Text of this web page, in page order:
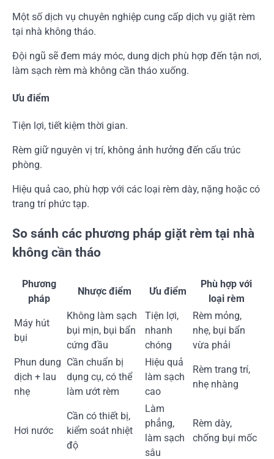
Một số dịch vụ chuyên nghiệp cung cấp dịch vụ giặt rèm
tại nhà không tháo.
Đội ngũ sẽ đem máy móc, dung dịch phù hợp đến tận nơi,
làm sạch rèm mà không cần tháo xuống.
Ưu điểm
Tiện lợi, tiết kiệm thời gian.
Rèm giữ nguyên vị trí, không ảnh hưởng đến cấu trúc
phòng.
Hiệu quả cao, phù hợp với các loại rèm dày, nặng hoặc có
trang trí phức tạp.
So sánh các phương pháp giặt rèm tại nhà
không cần tháo
Phương
pháp
Nhược điểm Ưu điểm
Phù hợp với
loại rèm
Máy hút
bụi
Không làm sạch
bụi mịn, bụi bẩn
cứng đầu
Tiện lợi,
nhanh
chóng
Rèm mỏng,
nhẹ, bụi bẩn
vừa phải
Phun dung
dịch + lau
nhẹ
Cần chuẩn bị
dụng cụ, có thể
làm ướt rèm
Hiệu quả
làm sạch
cao
Rèm trang trí,
nhẹ nhàng
Hơi nước
Cần có thiết bị,
kiểm soát nhiệt
độ
Làm
phẳng,
làm sạch
sâu
Rèm dày,
chống bụi mốc